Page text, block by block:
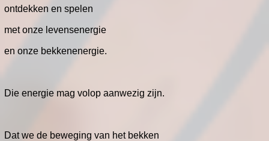
ontdekken en spelen
met onze levensenergie
en onze bekkenenergie.
Die energie mag volop aanwezig zijn.
Dat we de beweging van het bekken